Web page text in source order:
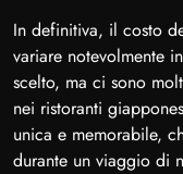
In definitiva, il costo
variare notevolmente
scelto, ma ci sono
nei ristoranti
unica e memorabile,
durante un viaggio di